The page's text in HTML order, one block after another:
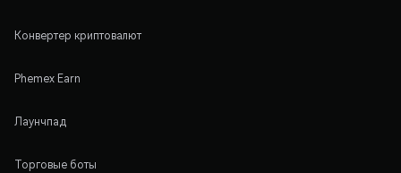
Конвертер криптовалют
Phemex Earn
Лаунчпад
Торговые боты